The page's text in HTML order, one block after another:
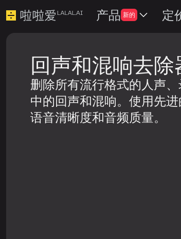
产品 新的 定
回声和混响去除
删除所有流行格式的人声
中的回声和混响。使用先
语音清晰度和音频质量。